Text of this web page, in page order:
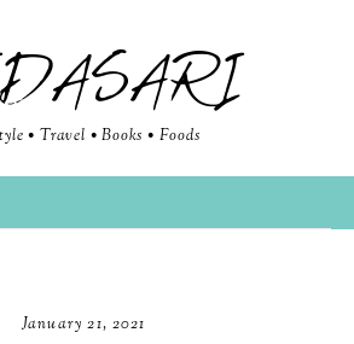
• Travel • Books • Foods
January 21, 2021